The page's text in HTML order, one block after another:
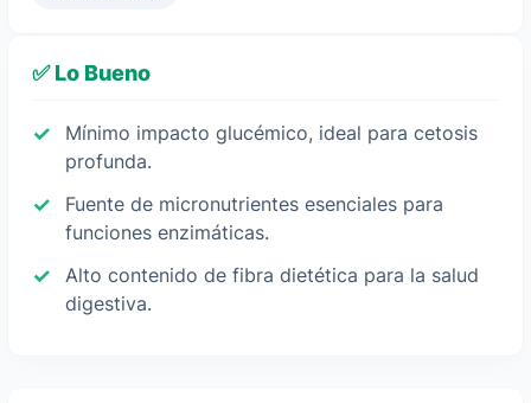
✅ Lo Bueno
Mínimo impacto glucémico, ideal para cetosis
profunda.
Fuente de micronutrientes esenciales para
funciones enzimáticas.
Alto contenido de fibra dietética para la salud
digestiva.